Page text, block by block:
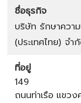
ชื่อธุรกิจ
บริษัท รักษาควา
(ประเทศไทย) จำ
ที่อยู่
149
ถนนท่าเรือ แขวง